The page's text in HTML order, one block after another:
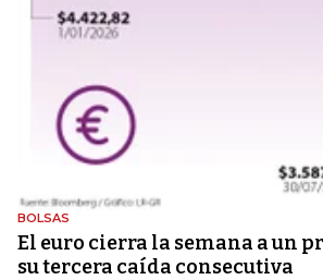
BOLSAS
El euro cierra la semana a un
su tercera caída consecutiva